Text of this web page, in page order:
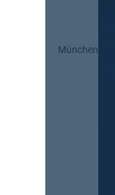
München